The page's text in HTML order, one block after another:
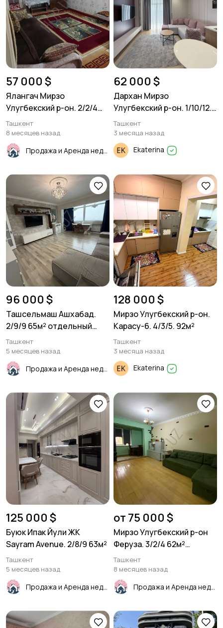
57 000 $
Ялангач Мирзо
Улугбекский р-он. 2/2/4
46м²
Ташкент
8 месяцев назад
62 000 $
Дархан Мирзо
Улугбекский р-он. 1/10/12.
28м²
Ташкент
3 месяца назад
Ekaterina
96 000 $
Ташсельмаш Ашхабад.
2/9/9 65м² отдельный
вход
Ташкент
5 месяцев назад
128 000 $
Мирзо Улугбекский р-он.
Карасу-6. 4/3/5. 92м²
Ташкент
3 месяца назад
Ekaterina
125 000 $
Буюк Ипак Йули ЖК
Sayram Avenue. 2/8/9 63м²
Ташкент
5 месяцев назад
от 75 000 $
Мирзо Улугбекский р-он
Феруза. 3/2/4 62м²
Панель.
Ташкент
8 месяцев назад